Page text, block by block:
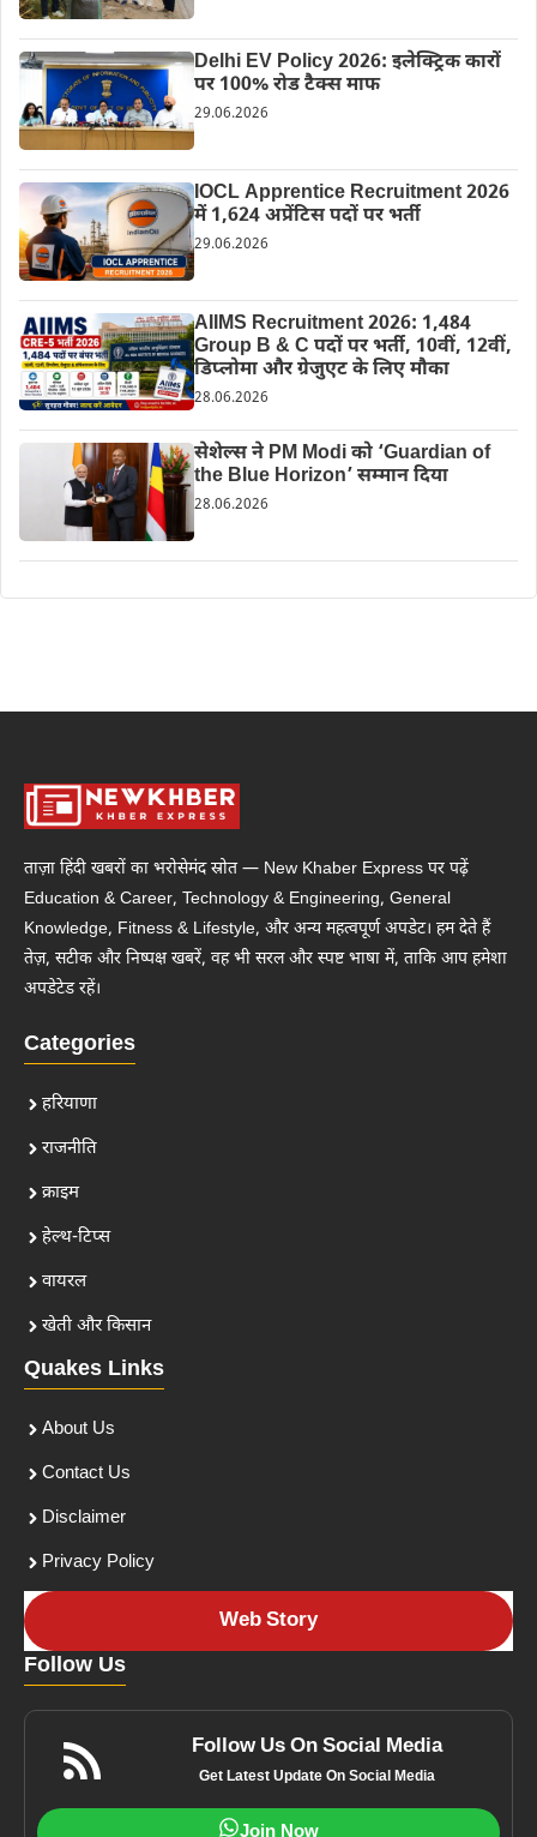
Delhi EV Policy 2026: इलेक्ट्रिक कारों
पर 100% रोड टैक्स माफ
29.06.2026
IOCL Apprentice Recruitment 2026
में 1,624 अप्रेंटिस पदों पर भर्ती
29.06.2026
AIIMS Recruitment 2026: 1,484
Group B & C पदों पर भर्ती, 10वीं, 12वीं,
डिप्लोमा और ग्रेजुएट के लिए मौका
28.06.2026
सेशेल्स ने PM Modi को ‘Guardian of
the Blue Horizon’ सम्मान दिया
28.06.2026
ताज़ा हिंदी खबरों का भरोसेमंद स्रोत — New Khaber Express पर पढ़ें
Education & Career, Technology & Engineering, General
Knowledge, Fitness & Lifestyle, और अन्य महत्वपूर्ण अपडेट। हम देते हैं
तेज़, सटीक और निष्पक्ष खबरें, वह भी सरल और स्पष्ट भाषा में, ताकि आप हमेशा
अपडेटेड रहें।
Categories
हरियाणा
राजनीति
क्राइम
हेल्थ-टिप्स
वायरल
खेती और किसान
Quakes Links
About Us
Contact Us
Disclaimer
Privacy Policy
Web Story
Follow Us
Follow Us On Social Media
Get Latest Update On Social Media